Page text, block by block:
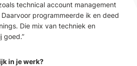
technical account management
programmeerde ik en deed
Die mix van techniek en
goed.”
in je werk?